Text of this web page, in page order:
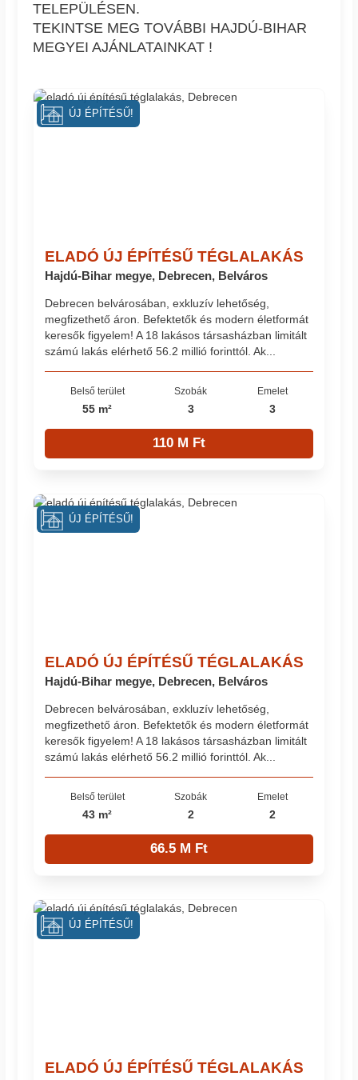
TELEPÜLÉSEN.
TEKINTSE MEG TOVÁBBI HAJDÚ-BIHAR
MEGYEI AJÁNLATAINKAT !
ELADÓ ÚJ ÉPÍTÉSŰ TÉGLALAKÁS
Hajdú-Bihar megye, Debrecen, Belváros
Debrecen belvárosában, exkluzív lehetőség,
megfizethető áron. Befektetők és modern életformát
keresők figyelem! A 18 lakásos társasházban limitált
számú lakás elérhető 56.2 millió forinttól. Ak...
Belső terület
55 m²
Szobák
3
Emelet
3
110 M Ft
ÚJ ÉPÍTÉSŰ!
ELADÓ ÚJ ÉPÍTÉSŰ TÉGLALAKÁS
Hajdú-Bihar megye, Debrecen, Belváros
Debrecen belvárosában, exkluzív lehetőség,
megfizethető áron. Befektetők és modern életformát
keresők figyelem! A 18 lakásos társasházban limitált
számú lakás elérhető 56.2 millió forinttól. Ak...
Belső terület
43 m²
Szobák
2
Emelet
2
66.5 M Ft
ÚJ ÉPÍTÉSŰ!
ELADÓ ÚJ ÉPÍTÉSŰ TÉGLALAKÁS
ÚJ ÉPÍTÉSŰ!